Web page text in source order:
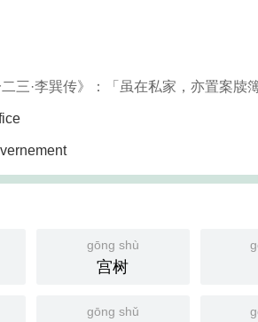
二三·李巽传》：「虽在私家，亦置案牍
gōng shù
宫树
gōng shǔ